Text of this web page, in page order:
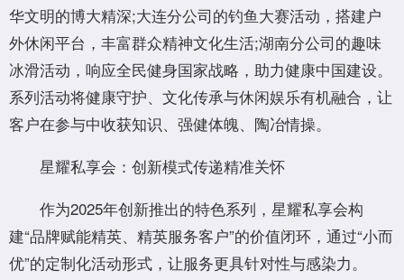
华文明的博大精深;大连分公司的钓鱼大赛活动，搭建户
外休闲平台，丰富群众精神文化生活;湖南分公司的趣味
冰滑活动，响应全民健身国家战略，助力健康中国建设。
系列活动将健康守护、文化传承与休闲娱乐有机融合，让
客户在参与中收获知识、强健体魄、陶冶情操。
星耀私享会：创新模式传递精准关怀
作为2025年创新推出的特色系列，星耀私享会构
建“品牌赋能精英、精英服务客户”的价值闭环，通过“小而
优”的定制化活动形式，让服务更具针对性与感染力。